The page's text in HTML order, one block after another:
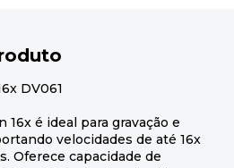
DV061
16x é ideal para gravação e
velocidades de até 16x
Oferece capacidade de